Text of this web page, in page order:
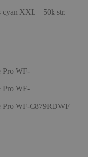
cyan XXL – 50k str.
Pro WF-
Pro WF-
Pro WF-C879RDWF